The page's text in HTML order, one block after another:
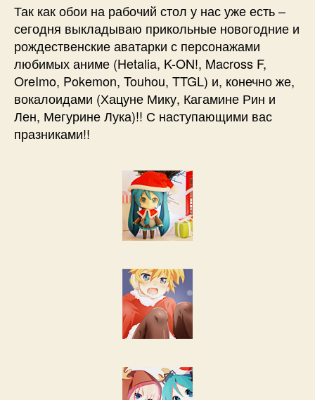
Так как обои на рабочий стол у нас уже есть –
сегодня выкладываю прикольные новогодние и
рождественские аватарки с персонажами
любимых аниме (Hetalia, K-ON!, Macross F,
OreImo, Pokemon, Touhou, TTGL) и, конечно же,
вокалоидами (Хацуне Мику, Кагамине Рин и
Лен, Мегурине Лука)!! С наступающими вас
празниками!!